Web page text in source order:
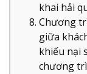
khai hải
Chương
giữa
khiếu nại
chương